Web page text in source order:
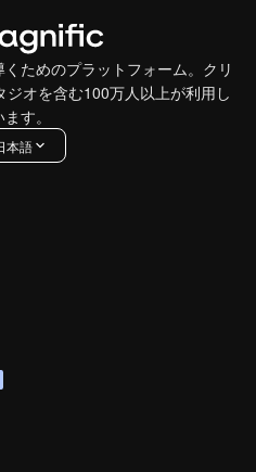
ためのプラットフォーム。クリ
オを含む100万人以上が利用し
す。
本語